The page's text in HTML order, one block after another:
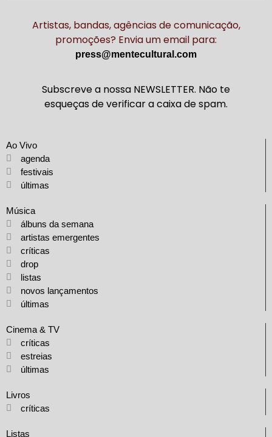
Artistas, bandas, agências de comunicação,
promoções? Envia um email para:
press@mentecultural.com
Subscreve a nossa NEWSLETTER. Não te
esqueças de verificar a caixa de spam.
Ao Vivo
agenda
festivais
últimas
Música
álbuns da semana
artistas emergentes
críticas
drop
listas
novos lançamentos
últimas
Cinema & TV
críticas
estreias
últimas
Livros
críticas
Listas